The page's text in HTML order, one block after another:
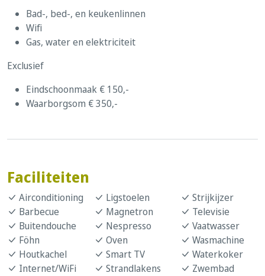
Bad-, bed-, en keukenlinnen
Wifi
Gas, water en elektriciteit
Exclusief
Eindschoonmaak € 150,-
Waarborgsom € 350,-
Faciliteiten
Airconditioning
Barbecue
Buitendouche
Föhn
Houtkachel
Internet/WiFi
Ligstoelen
Magnetron
Nespresso
Oven
Smart TV
Strandlakens
Strijkijzer
Televisie
Vaatwasser
Wasmachine
Waterkoker
Zwembad